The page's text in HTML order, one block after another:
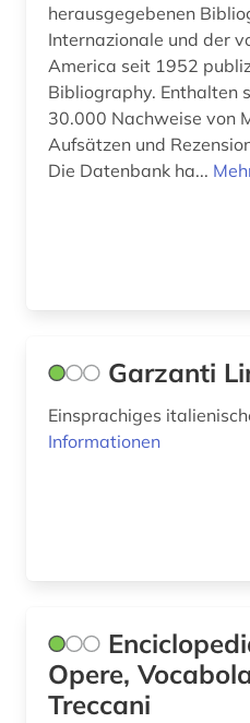
herausgegebenen
Internazionale und der
America seit 1952
Bibliography. Enthalten
30.000 Nachweise von
Aufsätzen und
Die Datenbank ha...
Garzanti
Einsprachiges
Informationen
Opere,
Treccani